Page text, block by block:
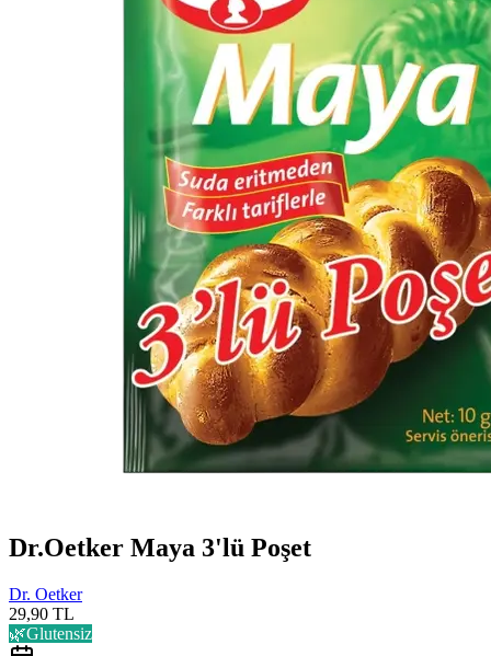
Dr.Oetker Maya 3'lü Poşet
Dr. Oetker
29,90 TL
🌿Glutensiz